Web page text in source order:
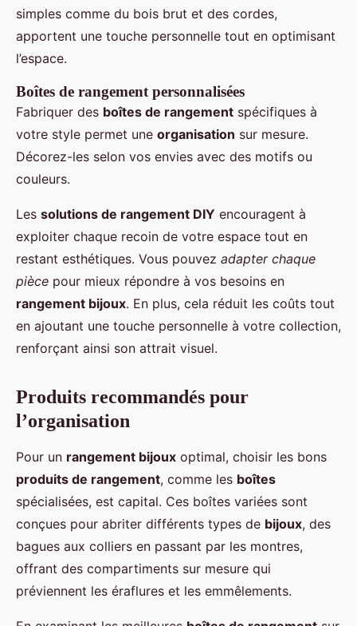
simples comme du bois brut et des cordes,
apportent une touche personnelle tout en optimisant
l’espace.
Boîtes de rangement personnalisées
Fabriquer des boîtes de rangement spécifiques à
votre style permet une organisation sur mesure.
Décorez-les selon vos envies avec des motifs ou
couleurs.
Les solutions de rangement DIY encouragent à
exploiter chaque recoin de votre espace tout en
restant esthétiques. Vous pouvez adapter chaque
pièce pour mieux répondre à vos besoins en
rangement bijoux. En plus, cela réduit les coûts tout
en ajoutant une touche personnelle à votre collection,
renforçant ainsi son attrait visuel.
Produits recommandés pour
l’organisation
Pour un rangement bijoux optimal, choisir les bons
produits de rangement, comme les boîtes
spécialisées, est capital. Ces boîtes variées sont
conçues pour abriter différents types de bijoux, des
bagues aux colliers en passant par les montres,
offrant des compartiments sur mesure qui
préviennent les éraflures et les emmêlements.